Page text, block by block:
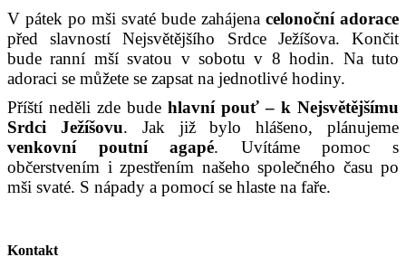
V pátek po mši svaté bude zahájena celonoční adorace
před slavností Nejsvětějšího Srdce Ježíšova. Končit
bude ranní mší svatou v sobotu v 8 hodin. Na tuto
adoraci se můžete se zapsat na jednotlivé hodiny.
Příští neděli zde bude hlavní pouť – k Nejsvětějšímu
Srdci Ježíšovu. Jak již bylo hlášeno, plánujeme
venkovní poutní agapé. Uvítáme pomoc s
občerstvením i zpestřením našeho společného času po
mši svaté. S nápady a pomocí se hlaste na faře.
Kontakt